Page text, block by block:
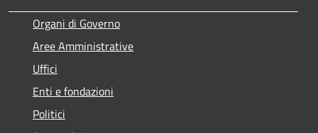
Organi di Governo
Aree Amministrative
Uffici
Enti e fondazioni
Politici